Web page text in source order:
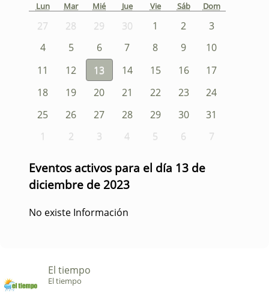
Lun Mar Mié Jue Vie Sáb Dom
27 28 29 30 1 2
3
4
5 6 7 8 9
10
11
12 13 14 15 16
17
18
19 20 21 22 23
24
25
26 27 28 29 30
31
1
2 3 4 5 6 7
Eventos activos para el día 13 de
diciembre de 2023
No existe Información
El tiempo
El tiempo